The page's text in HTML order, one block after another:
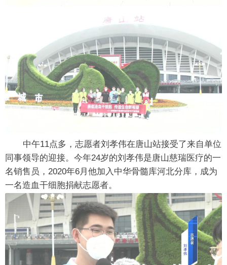
中午11点多，志愿者刘孝伟在唐山站接受了来自单位
同事领导的迎接。今年24岁的刘孝伟是唐山慈瑞医疗的一
名销售员，2020年6月他加入中华骨髓库河北分库，成为
一名造血干细胞捐献志愿者。